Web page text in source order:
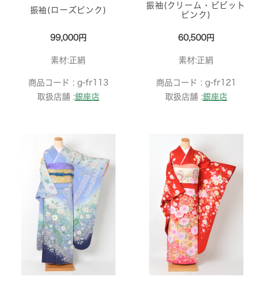
振袖(ローズピンク)
99,000円
素材:正絹
商品コード : g-fr113
取扱店舗 :銀座店
振袖(クリーム・ビビット
ピンク)
60,500円
素材:正絹
商品コード : g-fr121
取扱店舗 :銀座店